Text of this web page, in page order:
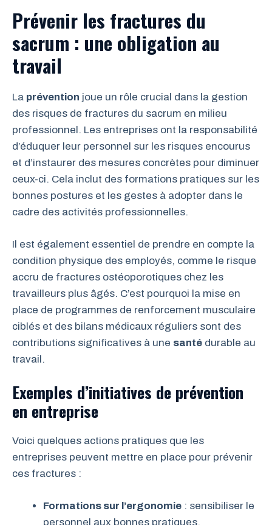
Prévenir les fractures du
sacrum : une obligation au
travail
La prévention joue un rôle crucial dans la gestion
des risques de fractures du sacrum en milieu
professionnel. Les entreprises ont la responsabilité
d’éduquer leur personnel sur les risques encourus
et d’instaurer des mesures concrètes pour diminuer
ceux-ci. Cela inclut des formations pratiques sur les
bonnes postures et les gestes à adopter dans le
cadre des activités professionnelles.
Il est également essentiel de prendre en compte la
condition physique des employés, comme le risque
accru de fractures ostéoporotiques chez les
travailleurs plus âgés. C’est pourquoi la mise en
place de programmes de renforcement musculaire
ciblés et des bilans médicaux réguliers sont des
contributions significatives à une santé durable au
travail.
Exemples d’initiatives de prévention
en entreprise
Voici quelques actions pratiques que les
entreprises peuvent mettre en place pour prévenir
ces fractures :
Formations sur l’ergonomie : sensibiliser le
personnel aux bonnes pratiques.